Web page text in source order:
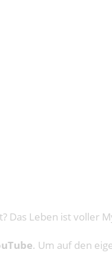
Das Leben ist voller
. Um auf den